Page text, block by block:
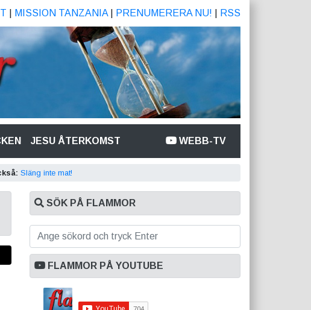
MISSION TANZANIA| PRENUMERERA NU! RSS
JESU ÅTERKOMST WEBB-TV
Släng inte mat!
SÖK PÅ FLAMMOR
FLAMMOR PÅ YOUTUBE